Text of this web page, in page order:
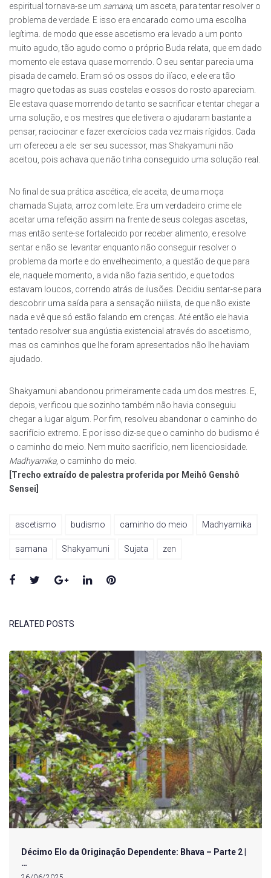
espiritual tornava-se um samana, um asceta, para tentar resolver o
problema de verdade. E isso era encarado como uma escolha
legítima. de modo que esse ascetismo era levado a um ponto
muito agudo, tão agudo como o próprio Buda relata, que em dado
momento ele estava quase morrendo. O seu sentar parecia uma
pisada de camelo. Eram só os ossos do ilíaco, e ele era tão
magro que todas as suas costelas e ossos do rosto apareciam.
Ele estava quase morrendo de tanto se sacrificar e tentar chegar a
uma solução, e os mestres que ele tivera o ajudaram bastante a
pensar, raciocinar e fazer exercícios cada vez mais rígidos. Cada
um ofereceu a ele ser seu sucessor, mas Shakyamuni não
aceitou, pois achava que não tinha conseguido uma solução real.
No final de sua prática ascética, ele aceita, de uma moça
chamada Sujata, arroz com leite. Era um verdadeiro crime ele
aceitar uma refeição assim na frente de seus colegas ascetas,
mas então sente-se fortalecido por receber alimento, e resolve
sentar e não se levantar enquanto não conseguir resolver o
problema da morte e do envelhecimento, a questão de que para
ele, naquele momento, a vida não fazia sentido, e que todos
estavam loucos, correndo atrás de ilusões. Decidiu sentar-se para
descobrir uma saída para a sensação niilista, de que não existe
nada e vê que só estão falando em crenças. Até então ele havia
tentado resolver sua angústia existencial através do ascetismo,
mas os caminhos que lhe foram apresentados não lhe haviam
ajudado.
Shakyamuni abandonou primeiramente cada um dos mestres. E,
depois, verificou que sozinho também não havia conseguiu
chegar a lugar algum. Por fim, resolveu abandonar o caminho do
sacrifício extremo. E por isso diz-se que o caminho do budismo é
o caminho do meio. Nem muito sacrifício, nem licenciosidade.
Madhyamika, o caminho do meio.
[Trecho extraído de palestra proferida por Meihô Genshô
Sensei]
ascetismo budismo caminho do meio Madhyamika
samana Shakyamuni Sujata zen
Facebook
TwitterGoogle+LinkedInPinterest
RELATED POSTS
Décimo Elo da Originação Dependente: Bhava – Parte 2 |
…